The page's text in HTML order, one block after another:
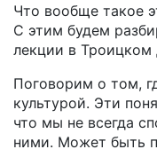
Что вообще такое
С этим будем
лекции в
Поговорим о том,
культурой. Эти
что мы не всегда
ними. Может быть